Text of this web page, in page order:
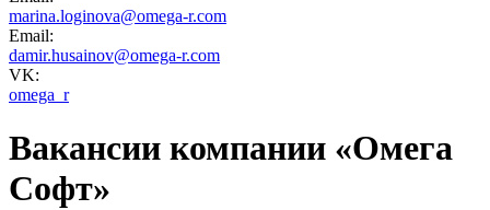
marina.loginova@omega-r.com
Email:
damir.husainov@omega-r.com
VK:
omega_r
Вакансии компании «Омега
Софт»